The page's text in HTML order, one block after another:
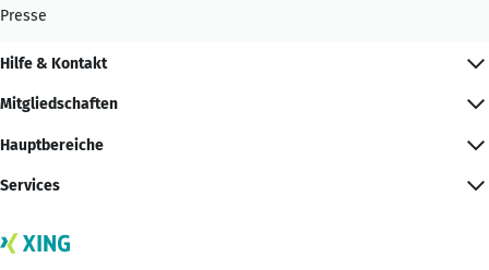
Presse
Hilfe & Kontakt
Mitgliedschaften
Hauptbereiche
Services